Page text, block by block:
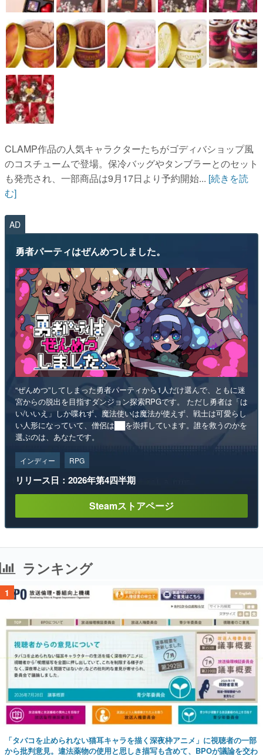
CLAMP作品の人気キャラクターたちがゴディバショップ風
のコスチュームで登場。保冷バッグやタンブラーとのセット
も発売され、一部商品は9月17日より予約開始... [続きを読
む]
AD
勇者パーティはぜんめつしました。
“ぜんめつ”してしまった勇者パーティから1人だけ選んで、ともに迷
宮からの脱出を目指すダンジョン探索RPGです。 ただし勇者は「は
い/いいえ」しか喋れず、魔法使いは魔法が使えず、戦士は可愛らし
い人形になっていて、僧侶は██を崇拝しています。誰を救うのかを
選ぶのは、あなたです。
インディー RPG
リリース日：2026年第4四半期
Steamストアページ
ランキング
1
「タバコを止められない猫耳キャラを描く深夜枠アニメ」に視聴者の一部
から批判意見。違法薬物の使用と思しき描写も含めて、BPOが議論を交わ